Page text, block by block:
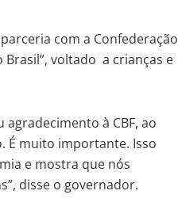
com a Confederação
voltado a crianças e
à CBF, ao
É muito importante. Isso
e mostra que nós
disse o governador.